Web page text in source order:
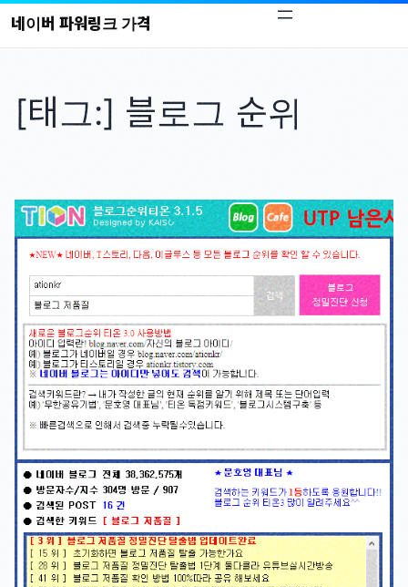
콘
네이버 파워링크 가격
[태그:] 블로그 순위